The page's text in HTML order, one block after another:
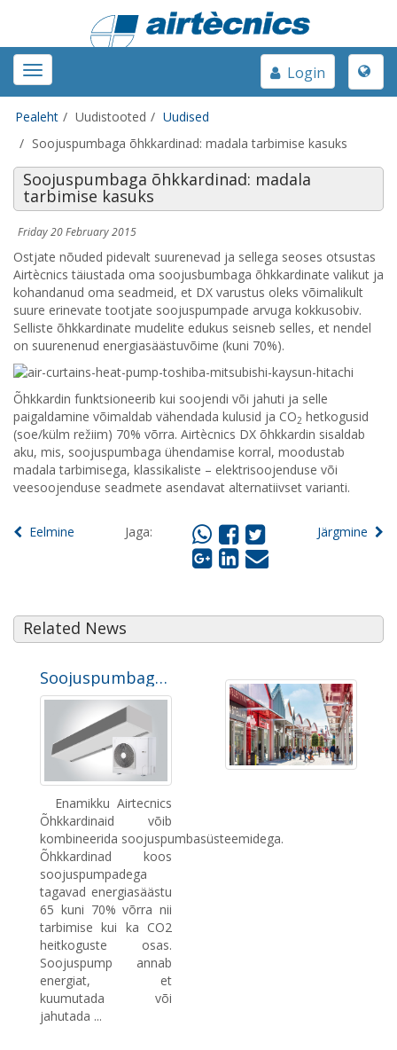
Toggle
navigation
Toggle
Login
Pealeht Uudistooted
Uudised
Soojuspumbaga õhkkardinad: madala tarbimise kasuks
Soojuspumbaga õhkkardinad: madala
tarbimise kasuks
Friday 20 February 2015
Ostjate nõuded pidevalt suurenevad ja sellega seoses otsustas
Airtècnics täiustada oma soojusbumbaga õhkkardinate valikut ja
kohandanud oma seadmeid, et DX varustus oleks võimalikult
suure erinevate tootjate soojuspumpade arvuga kokkusobiv.
Selliste õhkkardinate mudelite edukus seisneb selles, et nendel
on suurenenud energiasäästuvõime (kuni 70%).
Õhkkardin funktsioneerib kui soojendi või jahuti ja selle
paigaldamine võimaldab vähendada kulusid ja CO2 hetkogusid
(soe/külm režiim) 70% võrra. Airtècnics DX õhkkardin sisaldab
aku, mis, soojuspumbaga ühendamise korral, moodustab
madala tarbimisega, klassikaliste – elektrisoojenduse või
veesoojenduse seadmete asendavat alternatiivset varianti.
Eelmine Jaga: Järgmine
Related News
Soojuspumbaga Energiasäästvad Õhkkardinad - Soojendus ja Jahutus Välisseadmetele
Enamikku Airtecnics
Õhkkardinaid võib
kombineerida soojuspumbasüsteemidega.
Õhkkardinad koos
soojuspumpadega
tagavad energiasäästu
65 kuni 70% võrra nii
tarbimise kui ka CO2
heitkoguste osas.
Soojuspump annab
energiat, et
kuumutada või
jahutada ...